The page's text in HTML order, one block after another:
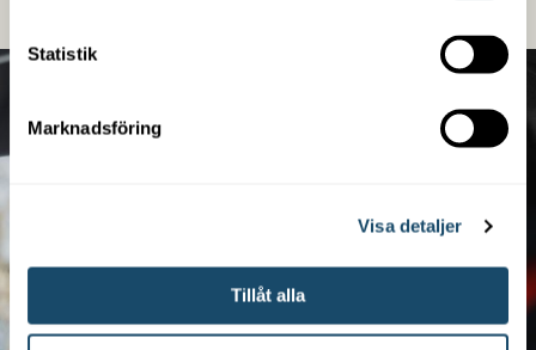
Statistik
Marknadsföring
Visa detaljer
Tillåt alla